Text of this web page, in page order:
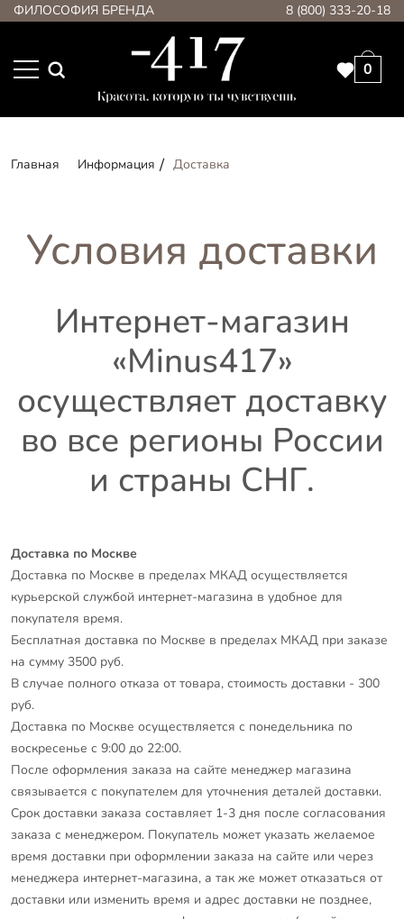
ФИЛОСОФИЯ БРЕНДА 8 (800) 333-20-18
0
Главная Информация Доставка
Условия доставки
Интернет-магазин
«Minus417»
осуществляет доставку
во все регионы России
и страны СНГ.
Доставка по Москве
Доставка по Москве в пределах МКАД осуществляется
курьерской службой интернет-магазина в удобное для
покупателя время.
Бесплатная доставка по Москве в пределах МКАД при заказе
на сумму 3500 руб.
В случае полного отказа от товара, стоимость доставки - 300
руб.
Доставка по Москве осуществляется с понедельника по
воскресенье с 9:00 до 22:00.
После оформления заказа на сайте менеджер магазина
связывается с покупателем для уточнения деталей доставки.
Срок доставки заказа составляет 1-3 дня после согласования
заказа с менеджером. Покупатель может указать желаемое
время доставки при оформлении заказа на сайте или через
менеджера интернет-магазина, а так же может отказаться от
доставки или изменить время и адрес доставки не позднее,